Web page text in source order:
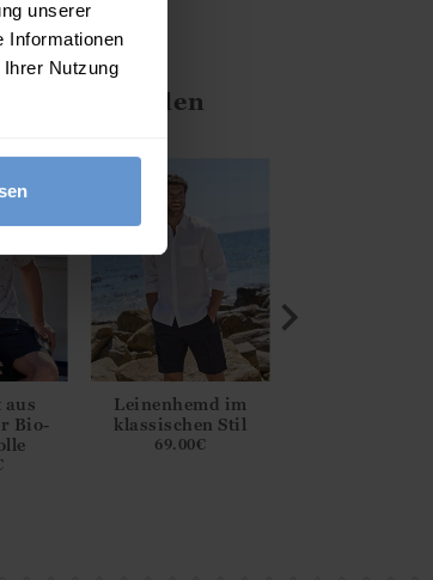
unserer
Informationen
Nutzung
M
beachten
auch gefallen
aus
Bio-
Leinenhemd im
klassischen Stil
69.00€